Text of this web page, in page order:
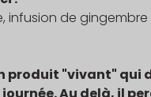
infusion de
produit "vivant" qui
Au delà, il